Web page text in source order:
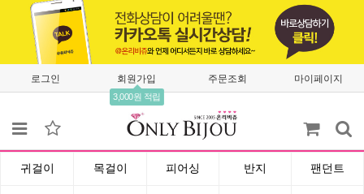
로그인 회원가입
3,000원 적립
주문조회 마이페이지
귀걸이 목걸이 피어싱 반지 팬던트